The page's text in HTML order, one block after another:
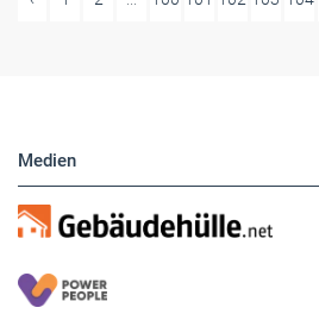
Medien